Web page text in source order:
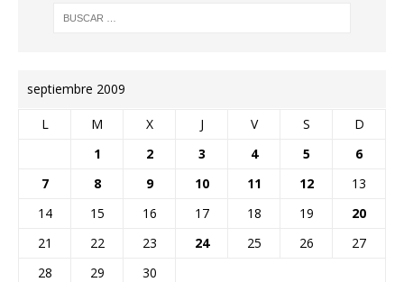
septiembre 2009
L M X J V S D
1 2 3 4 5
6
7
8 9 10 11 12
13
14
15 16 17 18 19
20
21
22 23 24 25 26
27
28
29 30